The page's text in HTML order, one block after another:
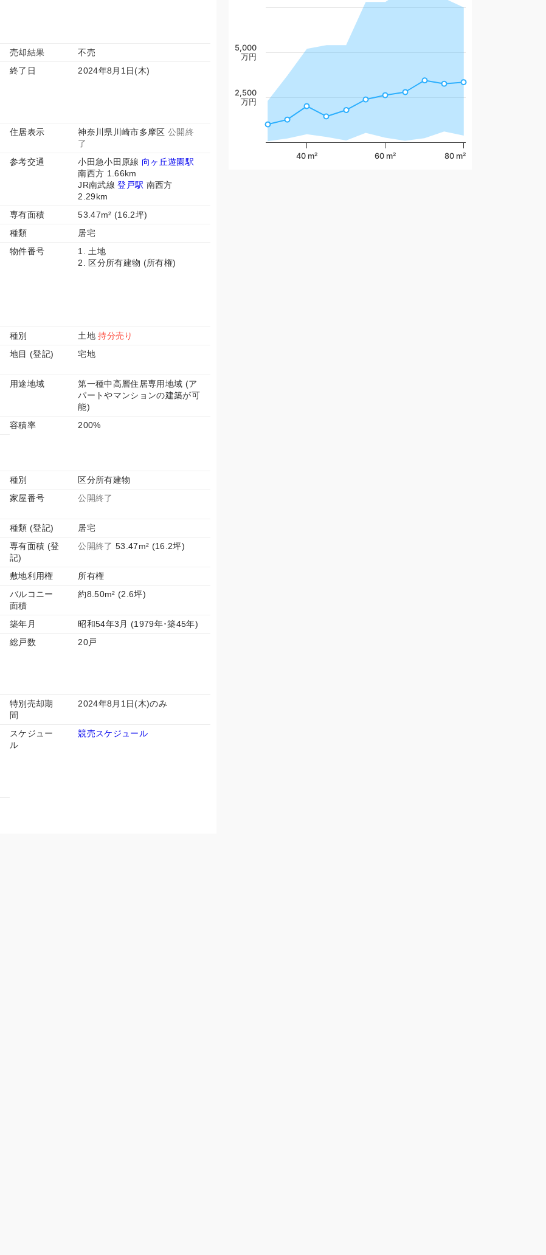
売却結果
不売
終了日 2024年8月1日(木)
住居表示 神奈川県川崎市多摩区公開終
了
参考交通 小田急小田原線 向ヶ丘遊園駅
南西方 1.66km
JR南武線登戸駅 南西方
2.29km
専有面積
53.47m² (16.2坪)
種類
居宅
物件番号
1. 土地
2. 区分所有建物 (所有権)
種別 土地持分売り
地目 (登記) 宅地
用途地域
第一種中高層住居専用地域 (ア
パートやマンションの建築が可
能)
容積率
200%
種別
区分所有建物
家屋番号 公開終了
種類 (登記)
居宅
専有面積 (登
記)
公開終了 53.47m² (16.2坪)
敷地利用権
所有権
バルコニー
面積
約8.50m² (2.6坪)
築年月
昭和54年3月 (1979年･築45年)
総戸数 20戸
特別売却期
間
2024年8月1日(木)のみ
スケジュー
ル
競売スケジュール
40 m² 60 m² 80 m²
2,500
万円
5,000
万円